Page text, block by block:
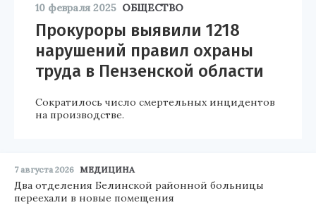
10 февраля 2025 ОБЩЕСТВО
Прокуроры выявили 1218
нарушений правил охраны
труда в Пензенской области
Сократилось число смертельных инцидентов
на производстве.
7 августа 2026 МЕДИЦИНА
Два отделения Белинской районной больницы
переехали в новые помещения